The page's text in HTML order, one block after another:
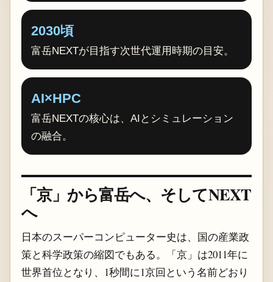
2030頃
富岳NEXTが目指す次世代運用時期の目安。
AI×HPC
富岳NEXTの核心は、AIとシミュレーション
の融合。
「京」から富岳へ、そしてNEXT
へ
日本のスーパーコンピューター史は、国の産業政
策と科学政策の縮図でもある。「京」は2011年に
世界首位となり、1秒間に1京回という名前どおり